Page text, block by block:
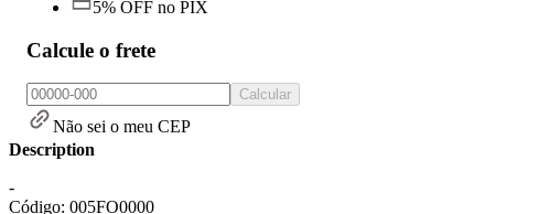
5% OFF no PIX
Calcule o frete
Calcular
Não sei o meu CEP
Description
-
Código: 005FO0000